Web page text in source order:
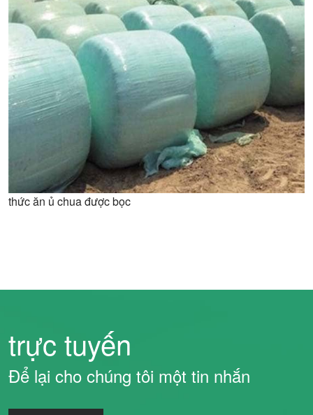
thức ăn ủ chua được bọc
trực tuyến
Để lại cho chúng tôi một tin nhắn